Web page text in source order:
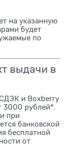
на указанную
будет
по
выдачи в
и Boxberry
3000 рублей*.
при
банковской
бесплатной
от